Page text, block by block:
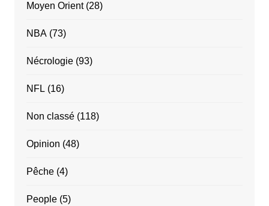
Moyen Orient(28)
NBA(73)
Nécrologie(93)
NFL (16)
Non classé(118)
Opinion (48)
Pêche(4)
People(5)